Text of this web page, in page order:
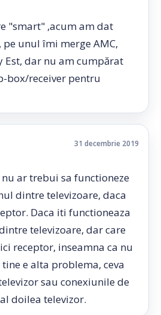
"smart" ,acum am dat
unul îmi merge AMC,
Est, dar nu am cumpărat
box/receiver pentru
31 decembrie 2019
ar trebui sa functioneze
dintre televizoare, daca
Daca iti functioneaza
televizoare, dar care
receptor, inseamna ca nu
e alta problema, ceva
sau conexiunile de
doilea televizor.